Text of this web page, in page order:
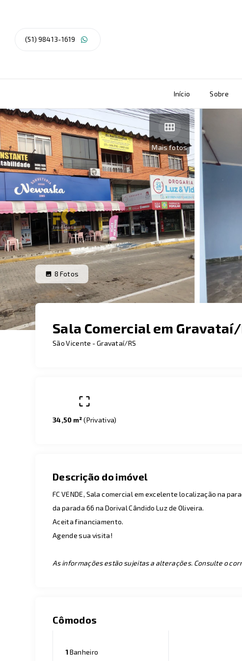
(51) 98413-1619
Início Sobre
Mais fotos
8 Fotos
Sala Comercial em Gravataí/
São Vicente - Gravataí/RS
34,50 m²(Privativa)
Descrição do imóvel
FC VENDE, Sala comercial em excelente localização na
da parada 66 na Dorival Cândido Luz de Oliveira.
Aceita financiamento.
Agende sua visita!
As informações estão sujeitas a alterações. Consulte o
Cômodos
1Banheiro